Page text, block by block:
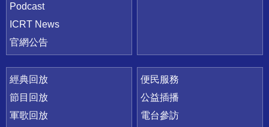
Podcast
ICRT News
官網公告
經典回放
節目回放
軍歌回放
便民服務
公益插播
電台參訪